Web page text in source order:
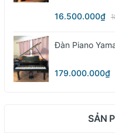
16.500.000₫
Đàn Piano
179.000.000₫
SẢN